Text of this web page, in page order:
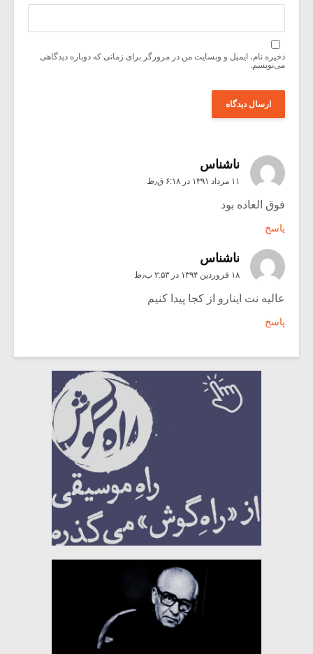
ذخیره نام، ایمیل و وبسایت من در مرورگر برای زمانی که دوباره دیدگاهی
می‌نویسم.
ناشناس
۱۱ مرداد ۱۳۹۱ در ۶:۱۸ ق٫ظ
فوق العاده بود
پاسخ
ناشناس
۱۸ فروردین ۱۳۹۴ در ۲:۵۳ ب٫ظ
عالیه نت اینارو از کجا پیدا کنیم
پاسخ